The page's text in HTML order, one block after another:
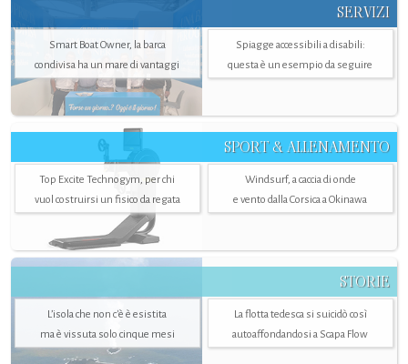
SERVIZI
Smart Boat Owner, la barca
condivisa ha un mare di vantaggi
Spiagge accessibili a disabili:
questa è un esempio da seguire
SPORT & ALLENAMENTO
Top Excite Technogym, per chi
vuol costruirsi un fisico da regata
Windsurf, a caccia di onde
e vento dalla Corsica a Okinawa
STORIE
L’isola che non c'è è esistita
ma è vissuta solo cinque mesi
La flotta tedesca si suicidò così
autoaffondandosi a Scapa Flow